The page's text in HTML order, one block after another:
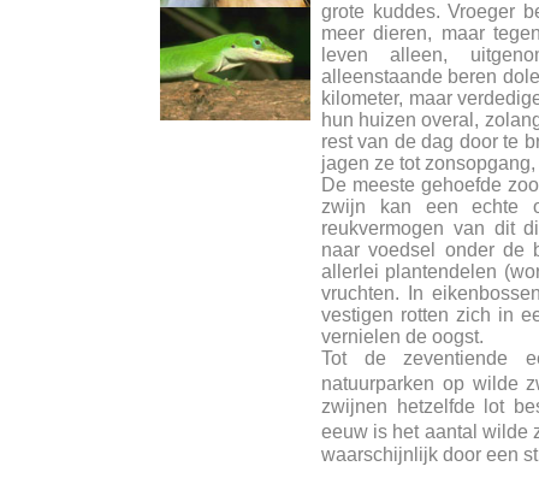
grote kuddes. Vroeger
meer dieren, maar
leven alleen,
alleenstaande beren
kilometer, maar
hun huizen overal,
rest van de dag door te
jagen ze tot
De meeste gehoefde
zwijn kan een echte
reukvermogen van dit
naar voedsel onder de
allerlei plantendelen
vruchten. In
vestigen rotten zich in
vernielen de oogst.
Tot de zeventiende
natuurparken op wilde
zwijnen hetzelfde lot
eeuw is het aantal wilde
waarschijnlijk door een